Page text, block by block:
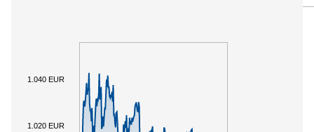
1.020 EUR
1.040 EUR